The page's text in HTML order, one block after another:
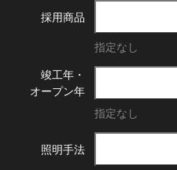
採用商品
指定なし
竣工年・
オープン年
指定なし
照明手法